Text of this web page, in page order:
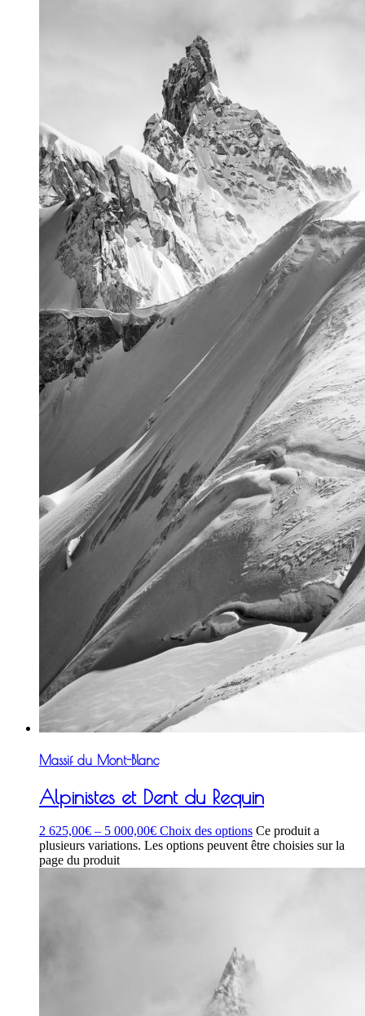
Massif du Mont-Blanc
Alpinistes et Dent du Requin
2 625,00€ – 5 000,00€ Choix des options Ce produit a
plusieurs variations. Les options peuvent être choisies sur la
page du produit